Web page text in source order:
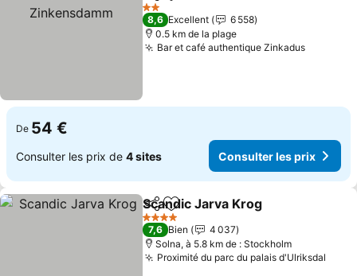
2 Étoiles
8,6 Excellent
6 558
0.5 km de la plage
Bar et café authentique Zinkadus
De 54 €
Consulter les prix de 4 sites Consulter les prix
PartagerAjouter à mes favoris
Scandic Jarva Krog
4 Étoiles
7,6 Bien
4 037
Solna, à 5.8 km de : Stockholm
Proximité du parc du palais d'Ulriksdal